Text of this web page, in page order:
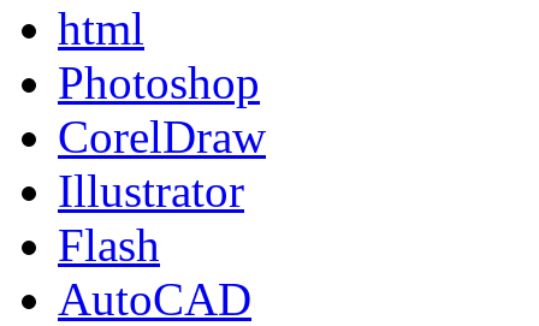
html
Photoshop
CorelDraw
Illustrator
Flash
AutoCAD